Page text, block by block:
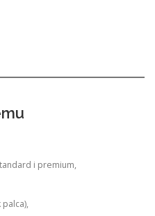
i premium,